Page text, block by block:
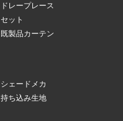
ドレープレース
セット
既製品カーテン
シェードメカ
持ち込み生地